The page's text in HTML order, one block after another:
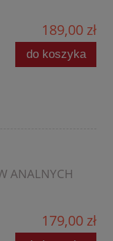
189,00 zł
do koszyka
ANALNYCH
179,00 zł